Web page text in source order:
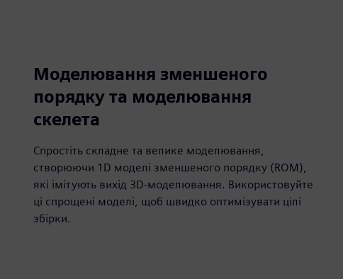
Моделювання зменшеного
порядку та моделювання
скелета
Спростіть складне та велике моделювання,
створюючи 1D моделі зменшеного порядку (ROM),
які імітують вихід 3D-моделювання. Використовуйте
ці спрощені моделі, щоб швидко оптимізувати цілі
збірки.